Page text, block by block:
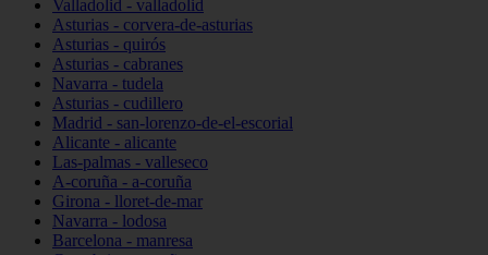
Valladolid - valladolid
Asturias - corvera-de-asturias
Asturias - quirós
Asturias - cabranes
Navarra - tudela
Asturias - cudillero
Madrid - san-lorenzo-de-el-escorial
Alicante - alicante
Las-palmas - valleseco
A-coruña - a-coruña
Girona - lloret-de-mar
Navarra - lodosa
Barcelona - manresa